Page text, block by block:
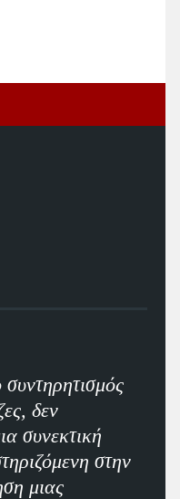
συντηρητισμός
δεν
συνεκτική
στην
μιας